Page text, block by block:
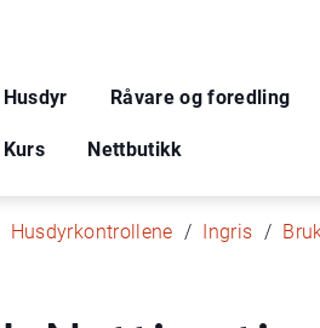
Husdyr Råvare og foredling
Kurs Nettbutikk
Husdyrkontrollene Ingris